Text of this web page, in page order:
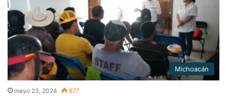
Michoacán
mayo 23, 2024 877